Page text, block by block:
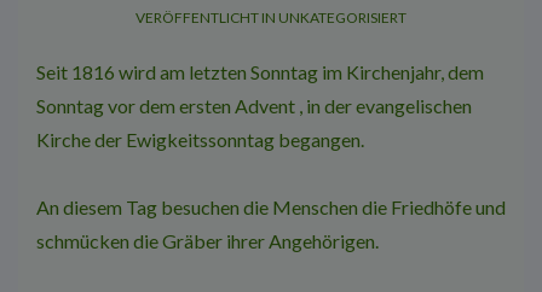
VERÖFFENTLICHT IN UNKATEGORISIERT
Seit 1816 wird am letzten Sonntag im Kirchenjahr, dem
Sonntag vor dem ersten Advent , in der evangelischen
Kirche der Ewigkeitssonntag begangen.
An diesem Tag besuchen die Menschen die Friedhöfe und
schmücken die Gräber ihrer Angehörigen.